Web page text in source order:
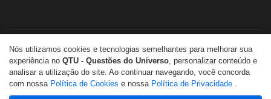
Nós utilizamos cookies e tecnologias semelhantes para melhorar sua
experiência no QTU - Questões do Universo, personalizar conteúdo e
analisar a utilização do site. Ao continuar navegando, você concorda
com nossa Política de Cookies e nossa Política de Privacidade .
© Copyright 2026 QTU. Todos os direitos reservados.